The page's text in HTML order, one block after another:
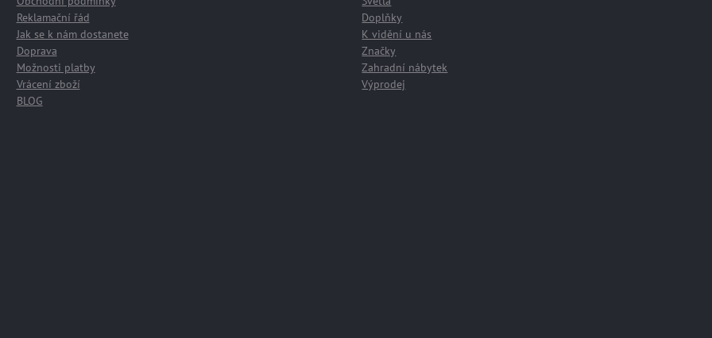
Reklamační řád
Jak se k nám dostanete
Doprava
Možnosti platby
Vrácení zboží
BLOG
Doplňky
K vidění u nás
Značky
Zahradní nábytek
Výprodej